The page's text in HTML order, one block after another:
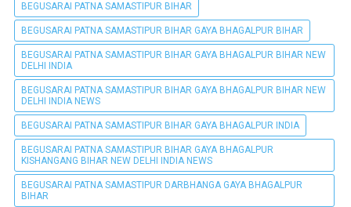
BEGUSARAI PATNA SAMASTIPUR BIHAR
BEGUSARAI PATNA SAMASTIPUR BIHAR GAYA BHAGALPUR BIHAR
BEGUSARAI PATNA SAMASTIPUR BIHAR GAYA BHAGALPUR BIHAR NEW
DELHI INDIA
BEGUSARAI PATNA SAMASTIPUR BIHAR GAYA BHAGALPUR BIHAR NEW
DELHI INDIA NEWS
BEGUSARAI PATNA SAMASTIPUR BIHAR GAYA BHAGALPUR INDIA
BEGUSARAI PATNA SAMASTIPUR BIHAR GAYA BHAGALPUR
KISHANGANG BIHAR NEW DELHI INDIA NEWS
BEGUSARAI PATNA SAMASTIPUR DARBHANGA GAYA BHAGALPUR
BIHAR